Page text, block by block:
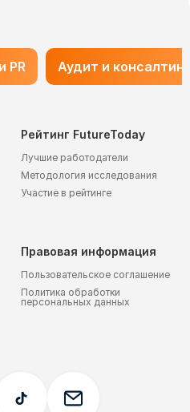
PR Аудит и консалтинг
Рейтинг FutureToday
Лучшие работодатели
Методология исследования
Участие в рейтинге
Правовая информация
Пользовательское соглашение
Политика обработки
персональных данных